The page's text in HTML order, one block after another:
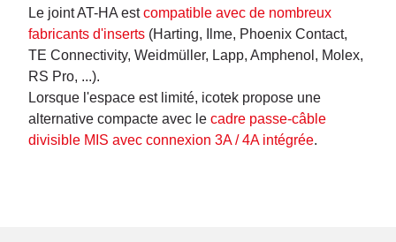
Le joint AT-HA estcompatible avec de nombreux
fabricants d'inserts (Harting, Ilme, Phoenix Contact,
TE Connectivity, Weidmüller, Lapp, Amphenol, Molex,
RS Pro, ...).
Lorsque l'espace est limité, icotek propose une
alternative compacte avec le cadre passe-câble
divisible MIS avec connexion 3A / 4A intégrée.